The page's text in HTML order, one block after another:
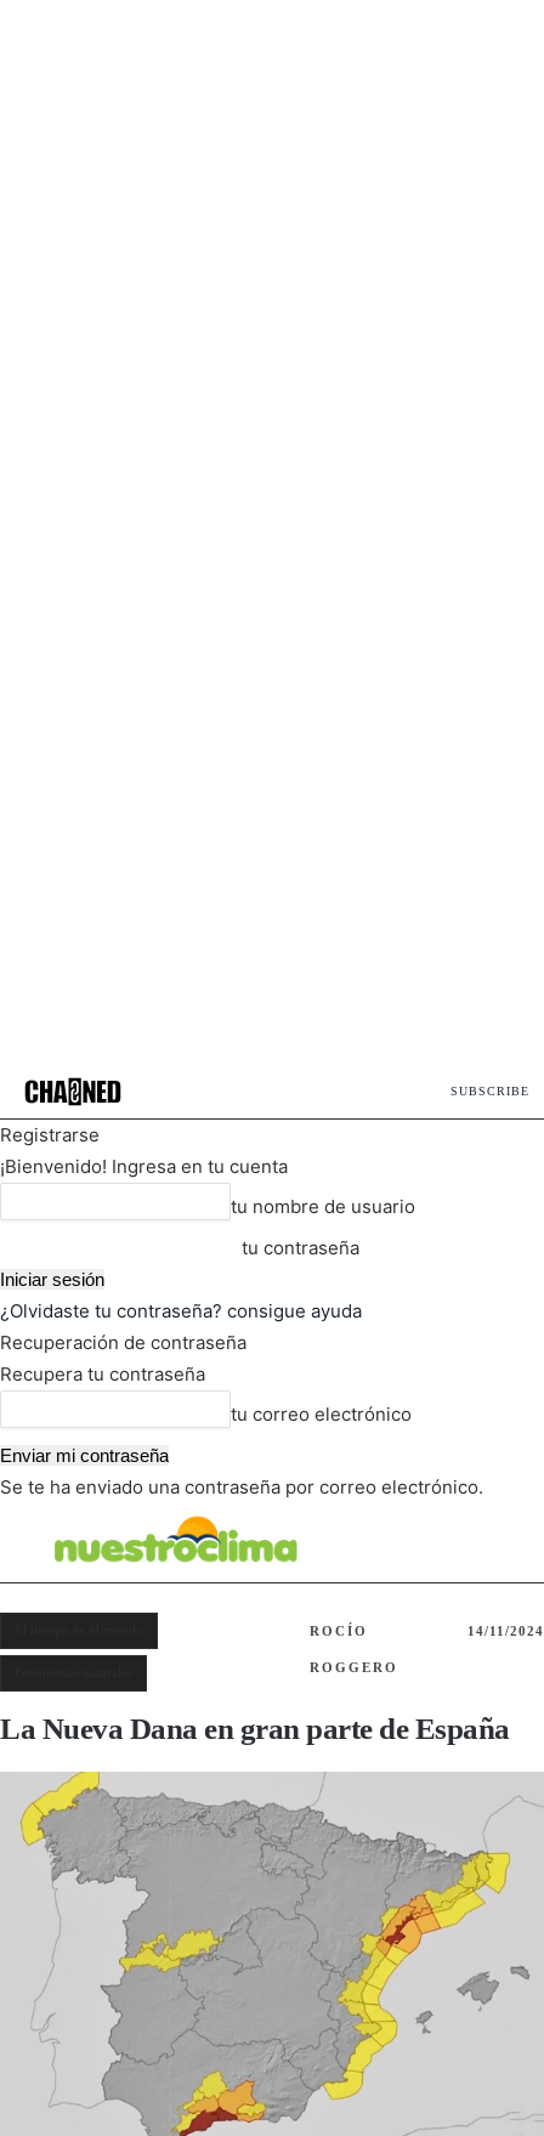
SUBSCRIBE
Registrarse
¡Bienvenido! Ingresa en tu cuenta
tu nombre de usuario
tu contraseña
¿Olvidaste tu contraseña? consigue ayuda
Recuperación de contraseña
Recupera tu contraseña
tu correo electrónico
Se te ha enviado una contraseña por correo electrónico.
ROCÍO
ROGGERO
14/11/2024
La Nueva Dana en gran parte de España